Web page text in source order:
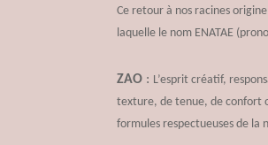
Ce retour à nos racines
laquelle le nom ENATAE
ZAO: L’esprit créatif,
texture, de tenue, de confort
formules respectueuses de la